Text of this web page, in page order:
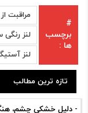
#
برچسب
ها :
مراقبت از
لنز رنگی
لنز
تازه ترین مطالب
- دلیل خشکی چشم،